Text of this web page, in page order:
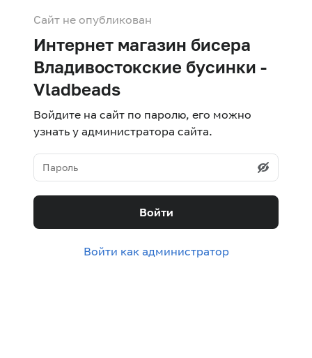
Сайт не опубликован
Интернет магазин бисера
Владивостокские бусинки -
Vladbeads
Войдите на сайт по паролю, его можно
узнать у администратора сайта.
Войти
Войти как администратор